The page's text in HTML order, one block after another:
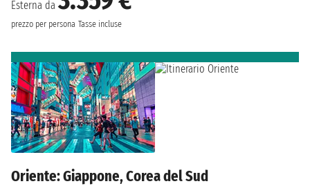
Esterna da
prezzo per persona Tasse incluse
Oriente: Giappone, Corea del Sud